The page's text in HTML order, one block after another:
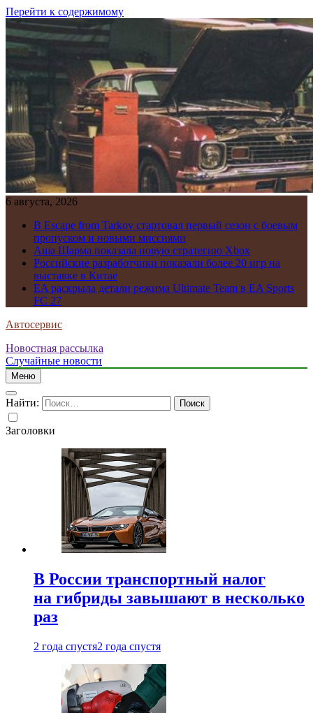
Перейти к содержимому
6 августа, 2026
В Escape from Tarkov стартовал первый сезон с боевым
пропуском и новыми миссиями
Аша Шарма показала новую стратегию Xbox
Российские разработчики показали более 20 игр на
выставке в Китае
EA раскрыла детали режима Ultimate Team в EA Sports
FC 27
Автосервис
Новостная рассылка
Случайные новости
Меню
Найти:
Заголовки
В России транспортный налог
на гибриды завышают в несколько
раз
2 года спустя2 года спустя